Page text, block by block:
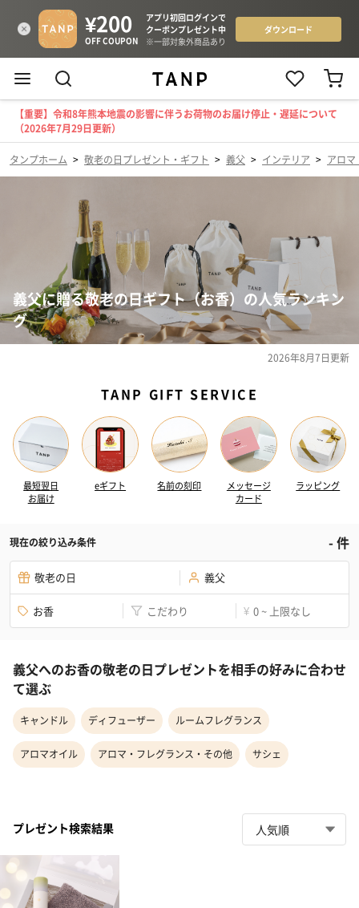
【重要】令和8年熊本地震の影響に伴うお荷物のお届け停止・遅延について
（2026年7月29日更新）
タンプホーム > 敬老の日プレゼント・ギフト > 義父 > インテリア > アロマ
義父に贈る敬老の日ギフト（お香）の人気ランキン
グ
2026年8月7日更新
TANP GIFT SERVICE
最短翌日
お届け
eギフト 名前の刻印
メッセージ
カード
ラッピング
現在の絞り込み条件 -件
敬老の日 義父
お香 こだわり ¥ 0 ~ 上限なし
義父へのお香の敬老の日プレゼントを相手の好みに合わせ
て選ぶ
キャンドル ディフューザー ルームフレグランス
アロマオイル アロマ・フレグランス・その他 サシェ
プレゼント検索結果